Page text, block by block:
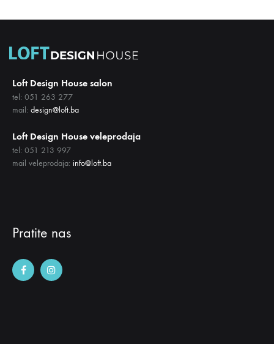
Loft Design House salon
tel: 051 263 277
mail: design@loft.ba
Loft Design House veleprodaja
tel: 051 213 997
mail veleprodaja: info@loft.ba
Pratite nas